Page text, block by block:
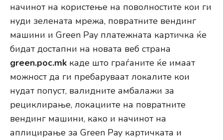
начинот на користење на поволностите кои ги
нуди зелената мрежа, повратните вендинг
машини и Green Pay платежната картичка ќе
бидат достапни на новата веб страна
green.poc.mk каде што граѓаните ќе имаат
можност да ги пребаруваат локалите кои
нудат попуст, валидните амбалажи за
рециклирање, локациите на повратните
вендинг машини, како и начинот на
аплицирање за Green Pay картичката и